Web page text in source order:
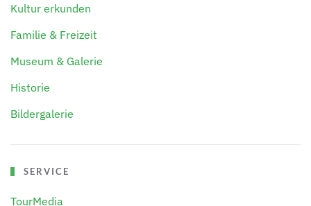
Kultur erkunden
Familie & Freizeit
Museum & Galerie
Historie
Bildergalerie
SERVICE
TourMedia